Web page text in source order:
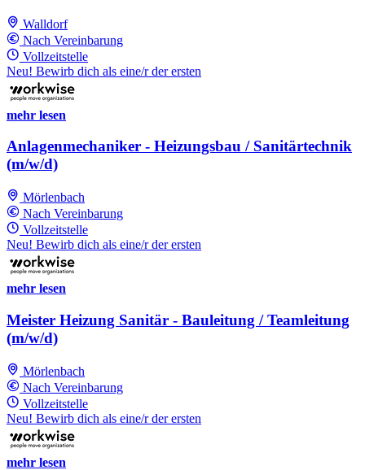
Walldorf
Nach Vereinbarung
Vollzeitstelle
Neu! Bewirb dich als eine/r der ersten
mehr lesen
Anlagenmechaniker - Heizungsbau / Sanitärtechnik
(m/w/d)
Mörlenbach
Nach Vereinbarung
Vollzeitstelle
Neu! Bewirb dich als eine/r der ersten
mehr lesen
Meister Heizung Sanitär - Bauleitung / Teamleitung
(m/w/d)
Mörlenbach
Nach Vereinbarung
Vollzeitstelle
Neu! Bewirb dich als eine/r der ersten
mehr lesen